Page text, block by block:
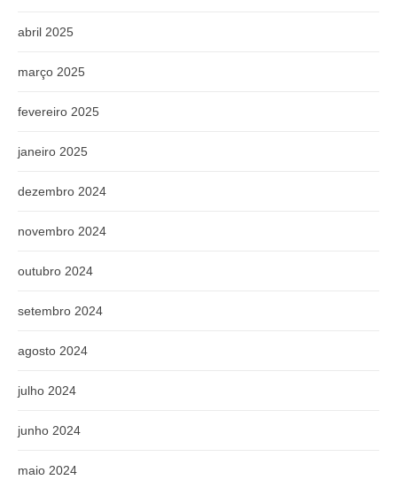
abril 2025
março 2025
fevereiro 2025
janeiro 2025
dezembro 2024
novembro 2024
outubro 2024
setembro 2024
agosto 2024
julho 2024
junho 2024
maio 2024